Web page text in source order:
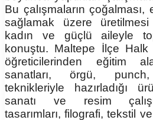
Bu çalışmaların
sağlamak üzere
kadın ve güçlü aileyle
konuştu. Maltepe İlçe
öğreticilerinden eğitim
sanatları, örgü,
teknikleriyle hazırladığı
sanatı ve resim
tasarımları, filografi, tekstil